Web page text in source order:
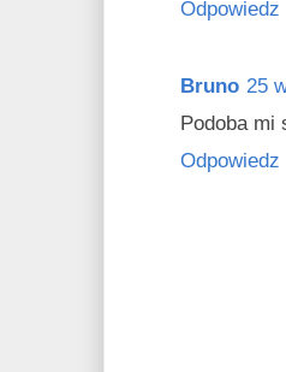
Odpowiedz
Bruno 25
Podoba mi
Odpowiedz